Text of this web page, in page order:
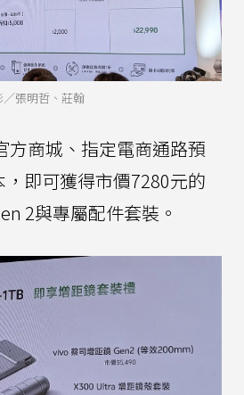
張明哲、莊翰
方商城、指定電商通路預
，即可獲得市價7280元的
2與專屬配件套裝。